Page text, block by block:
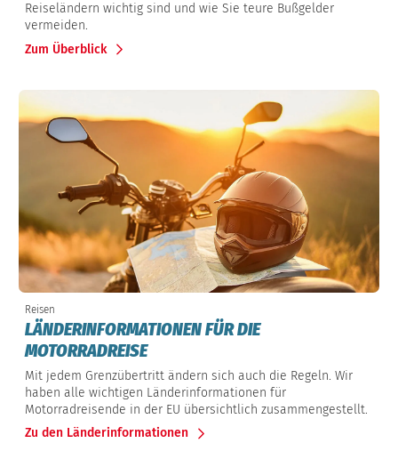
Reiseländern wichtig sind und wie Sie teure Bußgelder
vermeiden.
Zum Überblick
Reisen
LÄNDERINFORMATIONEN FÜR DIE
MOTORRADREISE
Mit jedem Grenzübertritt ändern sich auch die Regeln. Wir
haben alle wichtigen Länderinformationen für
Motorradreisende in der EU übersichtlich zusammengestellt.
Zu den Länderinformationen